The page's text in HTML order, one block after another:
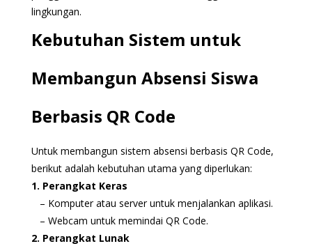
lingkungan.
Kebutuhan Sistem untuk
Membangun Absensi Siswa
Berbasis QR Code
Untuk membangun sistem absensi berbasis QR Code,
berikut adalah kebutuhan utama yang diperlukan:
1. Perangkat Keras
– Komputer atau server untuk menjalankan aplikasi.
– Webcam untuk memindai QR Code.
2. Perangkat Lunak